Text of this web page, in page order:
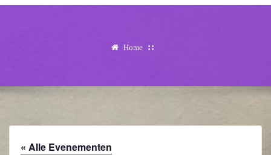
Home
« Alle Evenementen